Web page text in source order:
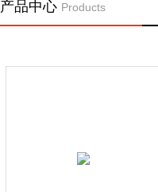
产品中心 Products